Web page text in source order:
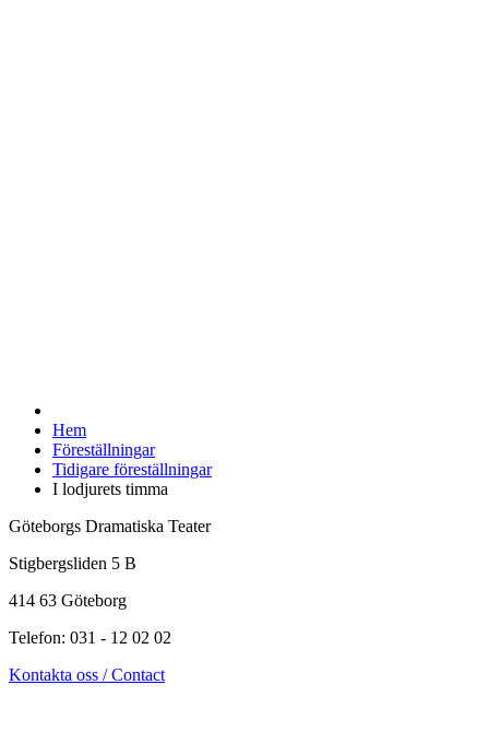
Hem
Föreställningar
Tidigare föreställningar
I lodjurets timma
Göteborgs Dramatiska Teater
Stigbergsliden 5 B
414 63 Göteborg
Telefon: 031 - 12 02 02
Kontakta oss / Contact